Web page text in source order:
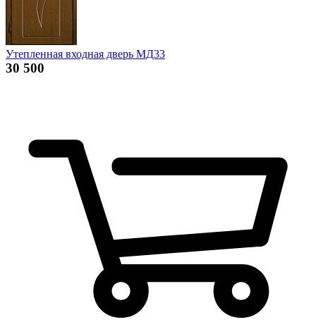
Утепленная входная дверь МД33
30 500